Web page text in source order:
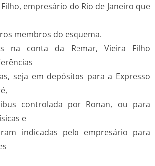
empresário do Rio de Janeiro que
membros do esquema.
na conta da Remar, Vieira Filho
seja em depósitos para a Expresso
controlada por Ronan, ou para
e
indicadas pelo empresário para